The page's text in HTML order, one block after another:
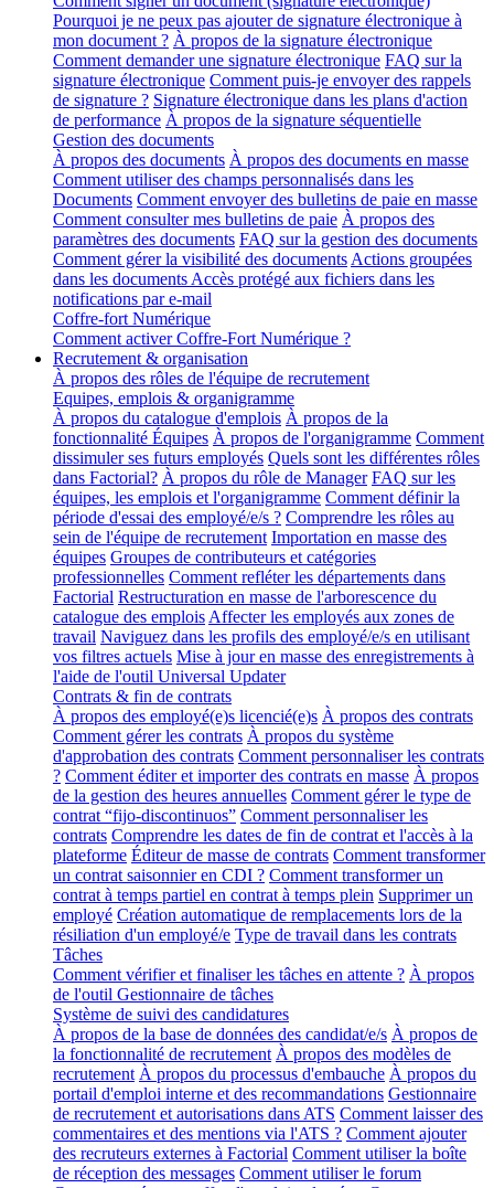
Pourquoi je ne peux pas ajouter de signature électronique à
mon document ? À propos de la signature électronique
Comment demander une signature électronique FAQ sur la
signature électronique Comment puis-je envoyer des rappels
de signature ? Signature électronique dans les plans d'action
de performance À propos de la signature séquentielle
Gestion des documents
À propos des documents À propos des documents en masse
Comment utiliser des champs personnalisés dans les
Documents Comment envoyer des bulletins de paie en masse
Comment consulter mes bulletins de paie À propos des
paramètres des documents FAQ sur la gestion des documents
Comment gérer la visibilité des documents Actions groupées
dans les documents Accès protégé aux fichiers dans les
notifications par e-mail
Coffre-fort Numérique
Comment activer Coffre-Fort Numérique ?
Recrutement & organisation
À propos des rôles de l'équipe de recrutement
Equipes, emplois & organigramme
À propos du catalogue d'emplois À propos de la
fonctionnalité Équipes À propos de l'organigramme Comment
dissimuler ses futurs employés Quels sont les différentes rôles
dans Factorial? À propos du rôle de Manager FAQ sur les
équipes, les emplois et l'organigramme Comment définir la
période d'essai des employé/e/s ? Comprendre les rôles au
sein de l'équipe de recrutement Importation en masse des
équipes Groupes de contributeurs et catégories
professionnelles Comment refléter les départements dans
Factorial Restructuration en masse de l'arborescence du
catalogue des emplois Affecter les employés aux zones de
travail Naviguez dans les profils des employé/e/s en utilisant
vos filtres actuels Mise à jour en masse des enregistrements à
l'aide de l'outil Universal Updater
Contrats & fin de contrats
À propos des employé(e)s licencié(e)s À propos des contrats
Comment gérer les contrats À propos du système
d'approbation des contrats Comment personnaliser les contrats
? Comment éditer et importer des contrats en masse À propos
de la gestion des heures annuelles Comment gérer le type de
contrat “fijo-discontinuos” Comment personnaliser les
contrats Comprendre les dates de fin de contrat et l'accès à la
plateforme Éditeur de masse de contrats Comment transformer
un contrat saisonnier en CDI ? Comment transformer un
contrat à temps partiel en contrat à temps plein Supprimer un
employé Création automatique de remplacements lors de la
résiliation d'un employé/e Type de travail dans les contrats
Tâches
Comment vérifier et finaliser les tâches en attente ? À propos
de l'outil Gestionnaire de tâches
Système de suivi des candidatures
À propos de la base de données des candidat/e/s À propos de
la fonctionnalité de recrutement À propos des modèles de
recrutement À propos du processus d'embauche À propos du
portail d'emploi interne et des recommandations Gestionnaire
de recrutement et autorisations dans ATS Comment laisser des
commentaires et des mentions via l'ATS ? Comment ajouter
des recruteurs externes à Factorial Comment utiliser la boîte
de réception des messages Comment utiliser le forum